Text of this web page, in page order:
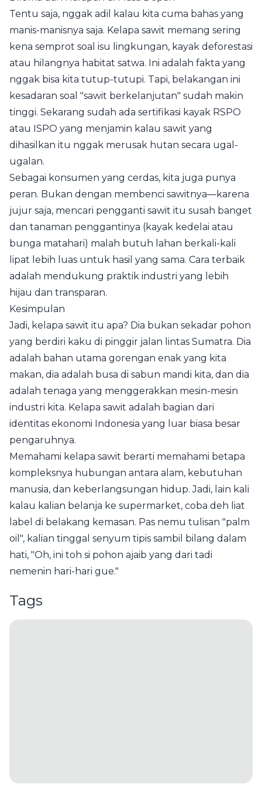
Tentu saja, nggak adil kalau kita cuma bahas yang
manis-manisnya saja. Kelapa sawit memang sering
kena semprot soal isu lingkungan, kayak deforestasi
atau hilangnya habitat satwa. Ini adalah fakta yang
nggak bisa kita tutup-tutupi. Tapi, belakangan ini
kesadaran soal "sawit berkelanjutan" sudah makin
tinggi. Sekarang sudah ada sertifikasi kayak RSPO
atau ISPO yang menjamin kalau sawit yang
dihasilkan itu nggak merusak hutan secara ugal-
ugalan.
Sebagai konsumen yang cerdas, kita juga punya
peran. Bukan dengan membenci sawitnya—karena
jujur saja, mencari pengganti sawit itu susah banget
dan tanaman penggantinya (kayak kedelai atau
bunga matahari) malah butuh lahan berkali-kali
lipat lebih luas untuk hasil yang sama. Cara terbaik
adalah mendukung praktik industri yang lebih
hijau dan transparan.
Kesimpulan
Jadi, kelapa sawit itu apa? Dia bukan sekadar pohon
yang berdiri kaku di pinggir jalan lintas Sumatra. Dia
adalah bahan utama gorengan enak yang kita
makan, dia adalah busa di sabun mandi kita, dan dia
adalah tenaga yang menggerakkan mesin-mesin
industri kita. Kelapa sawit adalah bagian dari
identitas ekonomi Indonesia yang luar biasa besar
pengaruhnya.
Memahami kelapa sawit berarti memahami betapa
kompleksnya hubungan antara alam, kebutuhan
manusia, dan keberlangsungan hidup. Jadi, lain kali
kalau kalian belanja ke supermarket, coba deh liat
label di belakang kemasan. Pas nemu tulisan "palm
oil", kalian tinggal senyum tipis sambil bilang dalam
hati, "Oh, ini toh si pohon ajaib yang dari tadi
nemenin hari-hari gue."
Tags